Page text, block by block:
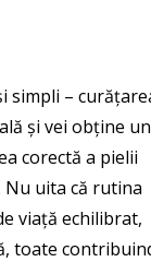
simpli –
și vei obține un
corectă a pielii
Nu uita că rutina
viață echilibrat,
toate